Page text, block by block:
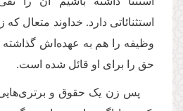
استثنائاتی دارد. خداوند متعال
وظیفه را هم به عهده‌اش
حق را برای او قائل شده است.
پس زن یک حقوق و برتری‌هایی